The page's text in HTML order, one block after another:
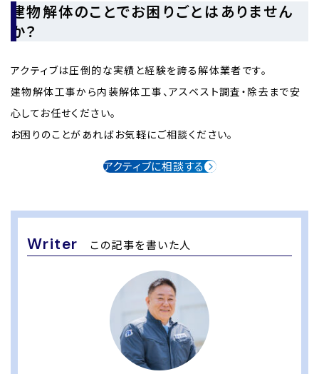
建物解体のことでお困りごとはありません
か？
アクティブは圧倒的な実績と経験を誇る解体業者です。
建物解体工事から内装解体工事、アスベスト調査・除去まで安
心してお任せください。
お困りのことがあればお気軽にご相談ください。
アクティブに相談する
Writer この記事を書いた人